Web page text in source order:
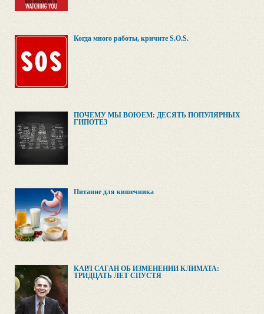
Когда много работы, кричите S.O.S.
ПОЧЕМУ МЫ ВОЮЕМ: ДЕСЯТЬ ПОПУЛЯРНЫХ
ГИПОТЕЗ
Питание для кишечника
КАРЛ САГАН ОБ ИЗМЕНЕНИИ КЛИМАТА:
ТРИДЦАТЬ ЛЕТ СПУСТЯ